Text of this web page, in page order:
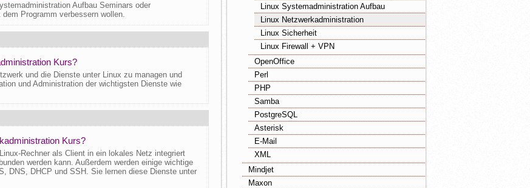
Linux Systemadministration Aufbau
Linux Netzwerkadministration
Linux Sicherheit
Linux Firewall + VPN
OpenOffice
Perl
PHP
Samba
PostgreSQL
Asterisk
E-Mail
XML
Mindjet
Maxon
Aufbau Seminars oder
Programm verbessern wollen.
Kurs?
und die Dienste unter Linux zu managen und
und Administration der wichtigsten Dienste wie
Kurs?
Rechner als Client in ein lokales Netz integriert
werden kann. Außerdem werden einige wichtige
DNS, DHCP und SSH. Sie lernen diese Dienste unter